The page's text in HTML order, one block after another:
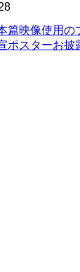
篇映像使用の
ポスターお披